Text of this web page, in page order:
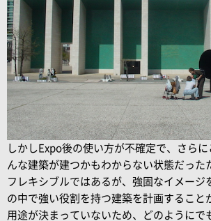
しかしExpo後の使い方が不確定で、さら
んな建築が建つかもわからない状態だった
フレキシブルではあるが、強固なイメージ
の中で強い役割を持つ建築を計画すること
用途が決まっていないため、どのようにで